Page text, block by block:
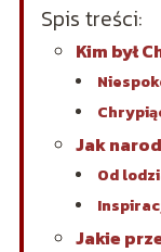
Spis treści:
Kim był
Jak
Od
Jakie